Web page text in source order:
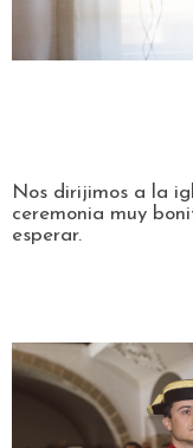
Nos dirijimos a la
ceremonia muy
esperar.